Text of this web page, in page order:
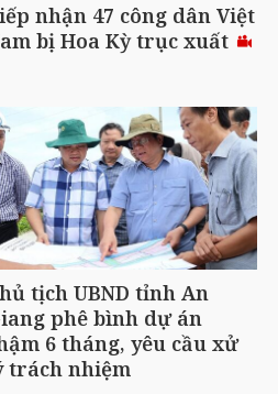
nhận 47 công dân Việt
bị Hoa Kỳ trục xuất
tịch UBND tỉnh An
phê bình dự án
6 tháng, yêu cầu xử
trách nhiệm